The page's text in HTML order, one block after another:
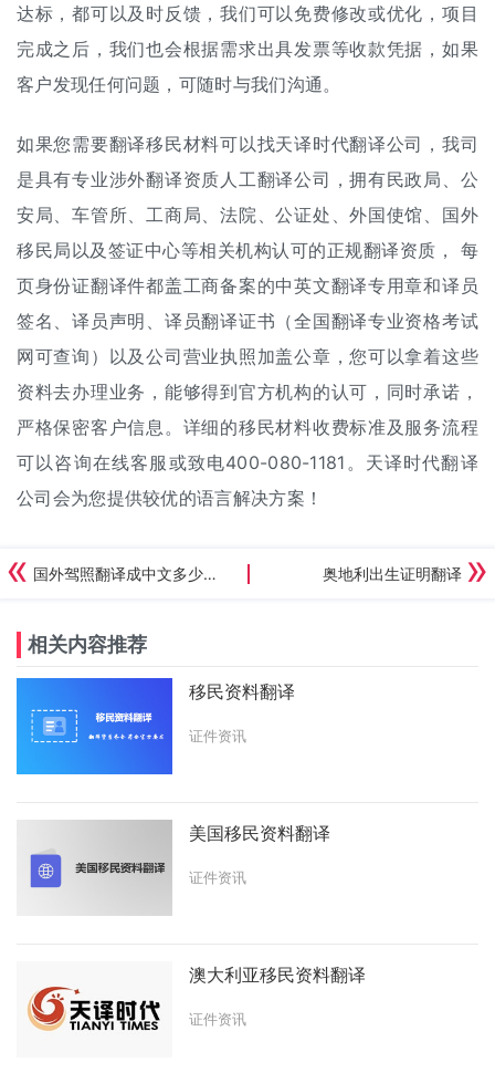
达标，都可以及时反馈，我们可以免费修改或优化，项目
完成之后，我们也会根据需求出具发票等收款凭据，如果
客户发现任何问题，可随时与我们沟通。
如果您需要翻译移民材料可以找天译时代翻译公司，我司
是具有专业涉外翻译资质人工翻译公司，拥有民政局、公
安局、车管所、工商局、法院、公证处、外国使馆、国外
移民局以及签证中心等相关机构认可的正规翻译资质， 每
页身份证翻译件都盖工商备案的中英文翻译专用章和译员
签名、译员声明、译员翻译证书（全国翻译专业资格考试
网可查询）以及公司营业执照加盖公章，您可以拿着这些
资料去办理业务，能够得到官方机构的认可，同时承诺，
严格保密客户信息。详细的移民材料收费标准及服务流程
可以咨询在线客服或致电400-080-1181。天译时代翻译
公司会为您提供较优的语言解决方案！
国外驾照翻译成中文多少钱？ 奥地利出生证明翻译
相关内容推荐
移民资料翻译
证件资讯
美国移民资料翻译
证件资讯
澳大利亚移民资料翻译
证件资讯